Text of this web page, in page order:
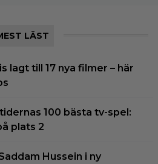
LÄST
lagt till 17 nya filmer – här
100 bästa tv-spel:
plats 2
Hussein i ny